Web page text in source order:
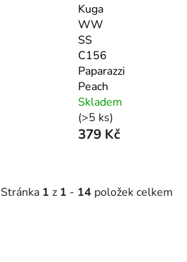
Kuga
WW
SS
C156
Paparazzi
Peach
Skladem
(>5 ks)
379 Kč
Stránka 1 z 1 - 14 položek celkem